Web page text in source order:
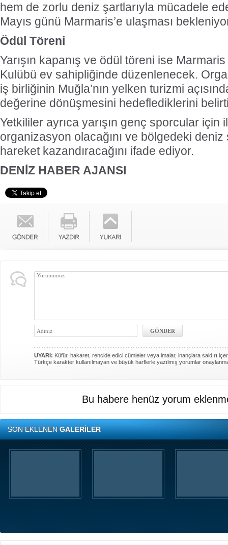
hem de zorlu deniz şartlarıyla mücadele
Mayıs günü Marmaris’e ulaşması
Ödül Töreni
Yarışın kapanış ve ödül töreni ise
Kulübü ev sahipliğinde düzenlenecek.
iş birliğinin Muğla’nın yelken turizmi
değerine dönüşmesini hedeflediklerini
Yetkililer ayrıca yarışın genç sporcular için
organizasyon olacağını ve bölgedeki deniz
hareket kazandıracağını ifade ediyor.
DENİZ HABER AJANSI
UYARI: Küfür, hakaret, rencide edici cümleler veya imalar, inançlara saldırı
Türkçe karakter kullanılmayan ve büyük harflerle yazılmış yorumlar
Bu habere henüz yorum
SON EKLENENGALERİLER